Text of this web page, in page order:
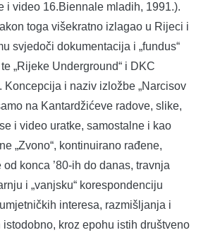
i video 16.Biennale mladih, 1991.).
toga višekratno izlagao u Rijeci i
svjedoči dokumentacija i „fundus“
„Rijeke Underground“ i DKC
Koncepcija i naziv izložbe „Narcisov
na Kantardžićeve radove, slike,
i video uratke, samostalne i kao
„Zvono“, kontinuirano rađene,
konca ’80-ih do danas, travnja
i „vanjsku“ korespondenciju
interesa, razmišljanja i
kroz epohu istih društveno